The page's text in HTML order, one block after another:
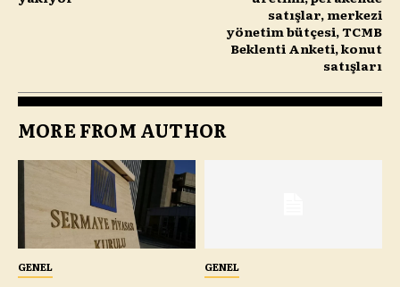
satışlar, merkezi
yönetim bütçesi, TCMB
Beklenti Anketi, konut
satışları
MORE FROM AUTHOR
GENEL GENEL